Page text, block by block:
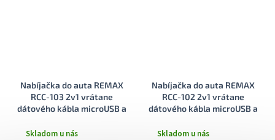
Nabíjačka do auta REMAX
RCC-103 2v1 vrátane
dátového kábla microUSB a
Skladom u nás
Nabíjačka do auta REMAX
RCC-102 2v1 vrátane
dátového kábla microUSB a
Skladom u nás